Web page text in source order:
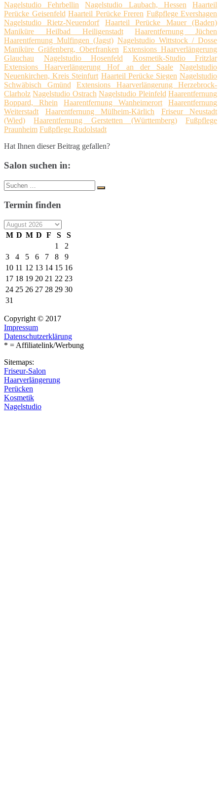
Nagelstudio Fehrbellin Nagelstudio Laubach, Hessen
Haarteil
Perücke Geisenfeld Haarteil Perücke Freren Fußpflege Evershagen
Nagelstudio Rietz-Neuendorf
Haarteil Perücke Mauer (Baden)
Maniküre Heilbad Heiligenstadt
Haarentfernung Jüchen
Haarentfernung Mulfingen (Jagst) Nagelstudio Wittstock / Dosse
Maniküre Gräfenberg, Oberfranken Extensions Haarverlängerung
Glauchau
Nagelstudio Hosenfeld
Kosmetik-Studio Fritzlar
Extensions Haarverlängerung Hof an der Saale
Nagelstudio
Neuenkirchen, Kreis Steinfurt Haarteil Perücke Siegen Nagelstudio
Schwäbisch Gmünd
Extensions Haarverlängerung Herzebrock-
Clarholz Nagelstudio Ostrach Nagelstudio Pleinfeld Haarentfernung
Boppard, Rhein
Haarentfernung Wanheimerort
Haarentfernung
Weiterstadt
Haarentfernung Mülheim-Kärlich
Friseur Neustadt
(Wied)
Haarentfernung Gerstetten (Württemberg)
Fußpflege
Praunheim Fußpflege Rudolstadt
Hat Ihnen dieser Beitrag gefallen?
Salon suchen in:
Suche
nach:
Suchen
Termin finden
M D M D F S
S
1
2
3
4 5 6 7 8
9
10 11 12 13 14 15 16
17 18 19 20 21 22 23
24 25 26 27 28 29 30
31
Copyright © 2017
Impressum
Datenschutzerklärung
* = Affiliatelink/Werbung
Sitemaps:
Friseur-Salon
Haarverlängerung
Perücken
Kosmetik
Nagelstudio